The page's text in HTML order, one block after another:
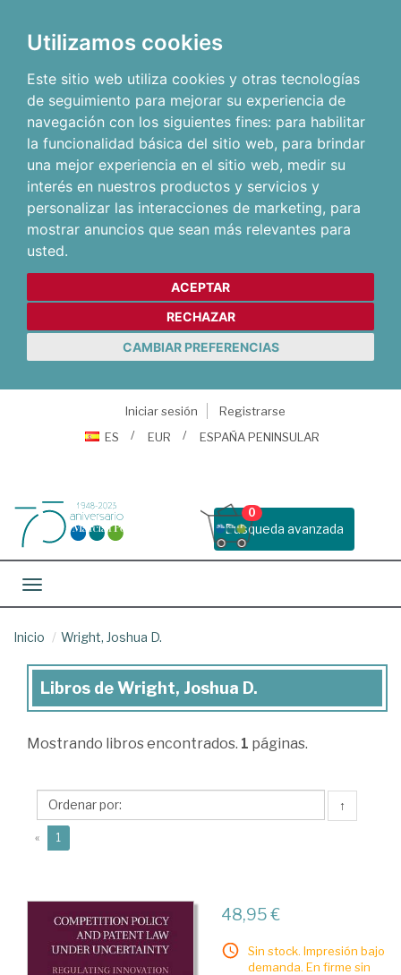
Utilizamos cookies
Este sitio web utiliza cookies y otras tecnologías
de seguimiento para mejorar su experiencia de
navegación con los siguientes fines: para habilitar
la funcionalidad básica del sitio web, para brindar
una mejor experiencia en el sitio web, medir su
interés en nuestros productos y servicios y
personalizar las interacciones de marketing, para
mostrar anuncios que sean más relevantes para
usted.
ACEPTAR
RECHAZAR
CAMBIAR PREFERENCIAS
Iniciar sesión
Registrarse
ES
EUR ESPAÑA PENINSULAR
Busqueda avanzada
0
Toggle navigation
Inicio Wright, Joshua D.
Libros
Wright,
Libros de Wright, Joshua D.
Mostrando libros encontrados. 1 páginas.
↑
« 1
48,95 €
Sin stock. Impresión bajo
demanda. En firme sin